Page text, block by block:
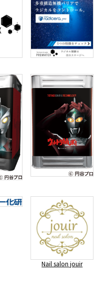
Nail salon jouir